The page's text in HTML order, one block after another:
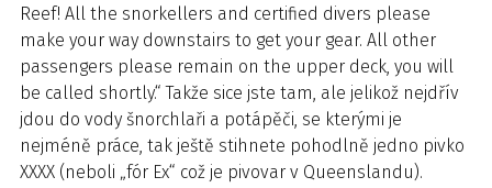
Reef! All the snorkellers and certified divers please
make your way downstairs to get your gear. All other
passengers please remain on the upper deck, you will
be called shortly.“ Takže sice jste tam, ale jelikož nejdřív
jdou do vody šnorchlaři a potápěči, se kterými je
nejméně práce, tak ještě stihnete pohodlně jedno pivko
XXXX (neboli „fór Ex“ což je pivovar v Queenslandu).